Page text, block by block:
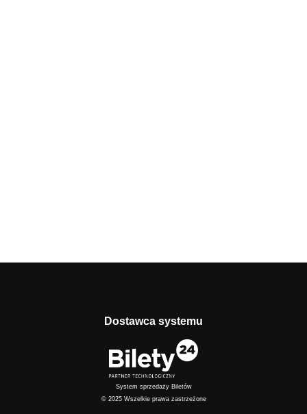
Dostawca systemu
System sprzedaży Biletów
© 2025 Wszelkie prawa zastrzeżone